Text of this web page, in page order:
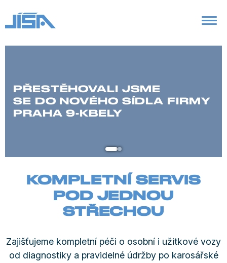
PŘESTĚHOVALI JSME
SE DO NOVÉHO SÍDLA FIRMY
PRAHA 9-KBELY
KOMPLETNÍ SERVIS
POD JEDNOU
STŘECHOU
Zajišťujeme kompletní péči o osobní i užitkové vozy
od diagnostiky a pravidelné údržby po karosářské